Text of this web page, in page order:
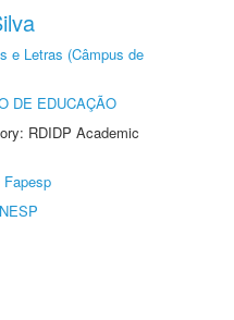
e Letras (Câmpus de
DE EDUCAÇÃO
RDIDP Academic
Fapesp